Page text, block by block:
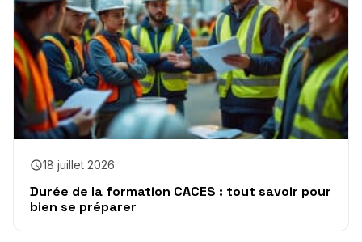
18 juillet 2026
Durée de la formation CACES : tout savoir pour
bien se préparer